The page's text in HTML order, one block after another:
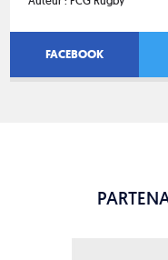
FACEBOOK